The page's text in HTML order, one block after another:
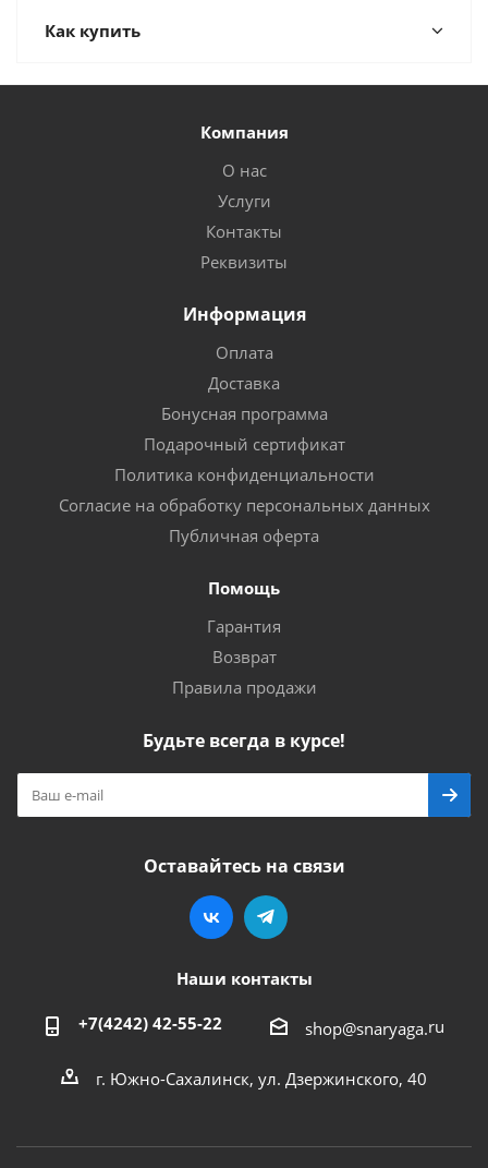
Как купить
Компания
О нас
Услуги
Контакты
Реквизиты
Информация
Оплата
Доставка
Бонусная программа
Подарочный сертификат
Политика конфиденциальности
Согласие на обработку персональных данных
Публичная оферта
Помощь
Гарантия
Возврат
Правила продажи
Будьте всегда в курсе!
Оставайтесь на связи
Наши контакты
+7(4242) 42-55-22 shop@snaryaga.ru
г. Южно-Сахалинск, ул. Дзержинского, 40